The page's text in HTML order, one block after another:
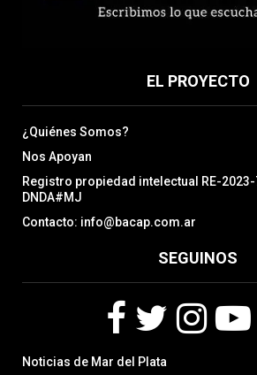
EL PROYECTO
¿Quiénes Somos?
Nos Apoyan
Registro propiedad intelectual RE-
DNDA#MJ
Contacto: info@bacap.com.ar
SEGUINOS
a
w
Noticias de Mar del Plata